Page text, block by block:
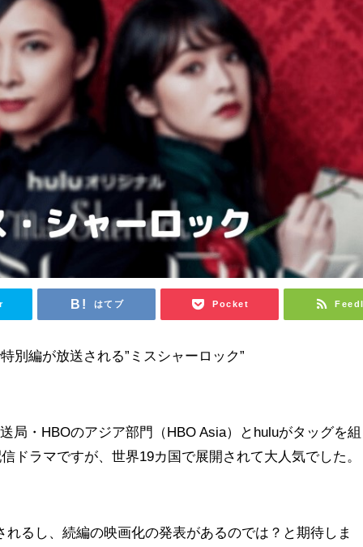
はてブ Pocket
別編が放送される”ミスシャーロック”
局・HBOのアジア部門（HBO Asia）とhuluがタッグを組
ドラマですが、世界19カ国で展開されて大人気でした。
るし、続編の映画化の発表があるのでは？と期待しま